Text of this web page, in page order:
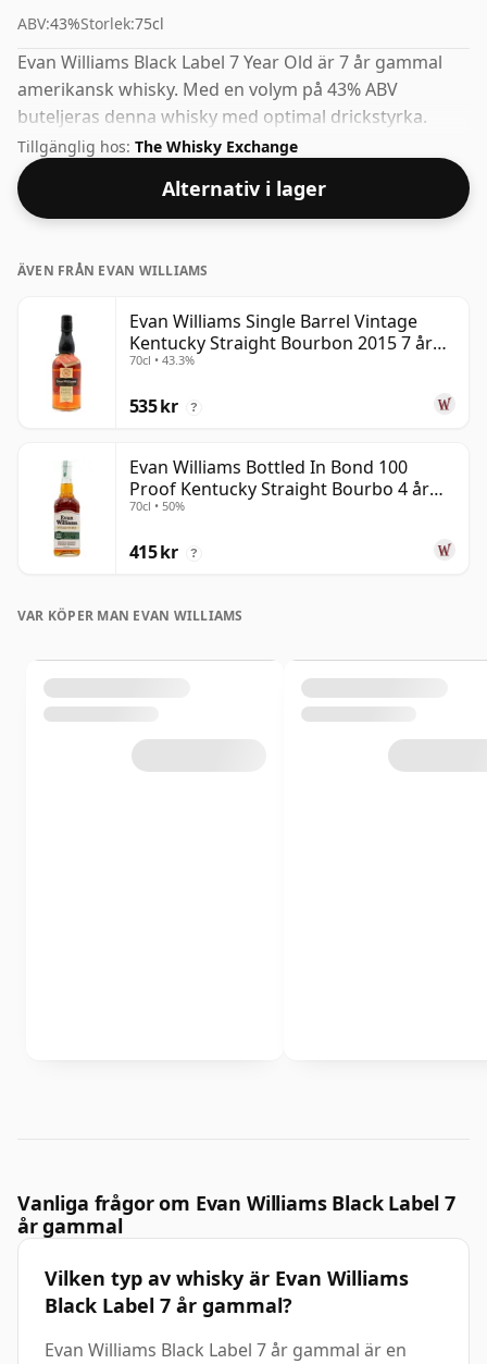
ABV:43%Storlek:75cl
Evan Williams Black Label 7 Year Old är 7 år gammal
amerikansk whisky. Med en volym på 43% ABV
buteljeras denna whisky med optimal drickstyrka.
Avnjuts rent eller med en droppe vatten.
Tillgänglig hos: The Whisky Exchange
Alternativ i lager
ÄVEN FRÅN EVAN WILLIAMS
Evan Williams Single Barrel Vintage
Kentucky Straight Bourbon 2015 7 år
gammal
70cl • 43.3%
535 kr ?
Evan Williams Bottled In Bond 100
Proof Kentucky Straight Bourbo 4 år
gammal
70cl • 50%
415 kr ?
VAR KÖPER MAN EVAN WILLIAMS
Vanliga frågor om Evan Williams Black Label 7
år gammal
Vilken typ av whisky är Evan Williams
Black Label 7 år gammal?
Evan Williams Black Label 7 år gammal är en